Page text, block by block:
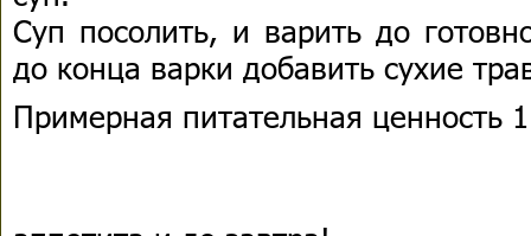
Суп посолить, и варить до
до конца варки добавить сухие
Примерная питательная ценность